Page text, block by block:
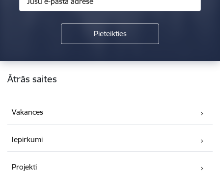
Kājene
Ātrās saites
Vakances
Iepirkumi
Projekti